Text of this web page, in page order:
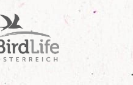
Birdlife